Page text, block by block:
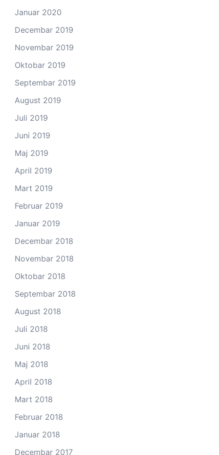
Januar 2020
Decembar 2019
Novembar 2019
Oktobar 2019
Septembar 2019
August 2019
Juli 2019
Juni 2019
Maj 2019
April 2019
Mart 2019
Februar 2019
Januar 2019
Decembar 2018
Novembar 2018
Oktobar 2018
Septembar 2018
August 2018
Juli 2018
Juni 2018
Maj 2018
April 2018
Mart 2018
Februar 2018
Januar 2018
Decembar 2017